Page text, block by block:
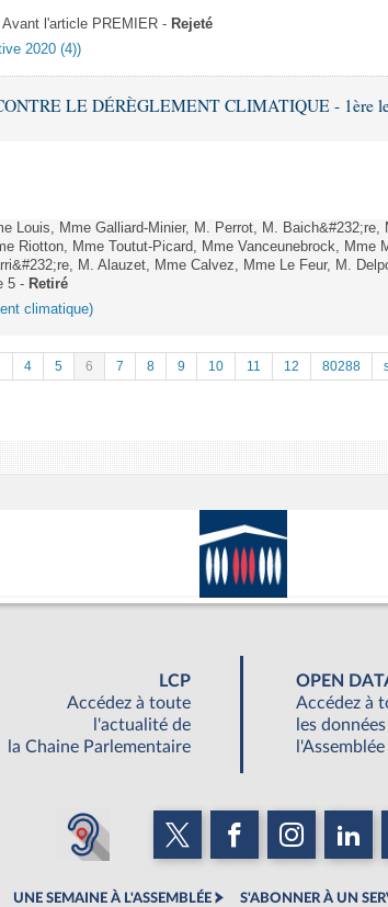
l'article PREMIER - Rejeté
2020 (4))
LE DÉRÈGLEMENT CLIMATIQUE - 1ère
Louis, Mme Galliard-Minier, M. Perrot, M. Baich&#232;re,
Riotton, Mme Toutut-Picard, Mme Vanceunebrock, Mme
M. Alauzet, Mme Calvez, Mme Le Feur, M.
5 - Retiré
climatique)
4 5 6 7 8 9 10 11 12 80288
LCP
Accédez à toute
l'actualité de
la Chaine Parlementaire
OPEN
Accédez à
les
UNE SEMAINE À L'ASSEMBLÉE S'ABONNER À UN